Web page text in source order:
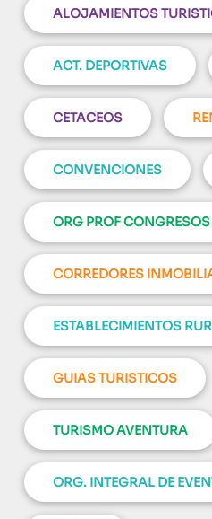
ALOJAMIENTOS
ACT. DEPORTIVAS
CETACEOS
CONVENCIONES
ORG PROF CONGRESOS
CORREDORES
ESTABLECIMIENTOS
GUIAS TURISTICOS
TURISMO AVENTURA
ORG. INTEGRAL DE